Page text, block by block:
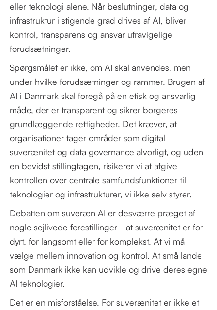
eller teknologi alene. Når beslutninger, data og
infrastruktur i stigende grad drives af AI, bliver
kontrol, transparens og ansvar ufravigelige
forudsætninger.
Spørgsmålet er ikke, om AI skal anvendes, men
under hvilke forudsætninger og rammer. Brugen af
AI i Danmark skal foregå på en etisk og ansvarlig
måde, der er transparent og sikrer borgeres
grundlæggende rettigheder. Det kræver, at
organisationer tager områder som digital
suverænitet og data governance alvorligt, og uden
en bevidst stillingtagen, risikerer vi at afgive
kontrollen over centrale samfundsfunktioner til
teknologier og infrastrukturer, vi ikke selv styrer.
Debatten om suveræn AI er desværre præget af
nogle sejlivede forestillinger - at suverænitet er for
dyrt, for langsomt eller for komplekst. At vi må
vælge mellem innovation og kontrol. At små lande
som Danmark ikke kan udvikle og drive deres egne
AI teknologier.
Det er en misforståelse. For suverænitet er ikke et